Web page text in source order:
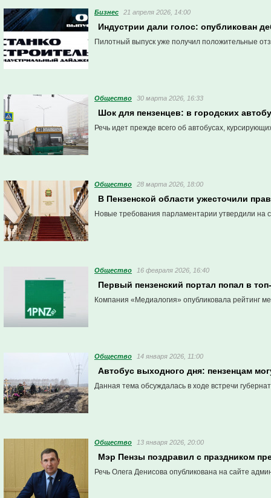
Бизнес 21 апреля 2026, 14:00
Индустрии дали голос: опубликован
Пилотный выпуск уже получил положительные
Общество 30 марта 2026, 16:33
Шок для пензенцев: в городских
Речь идет прежде всего об автобусах,
Общество 28 марта 2026, 18:00
В Пензенской области ужесточили
Новые требования парламентарии утвердили на
Общество 16 февраля 2026, 16:40
Первый пензенский портал попал в
Компания «Медиалогия» опубликовала рейтинг
Общество 14 января 2026, 11:00
Автобус выходного дня: пензенцам
Данная тема обсуждалась в ходе встречи
Общество 13 января 2026, 20:00
Мэр Пензы поздравил с праздником
Речь Олега Денисова опубликована на сайте